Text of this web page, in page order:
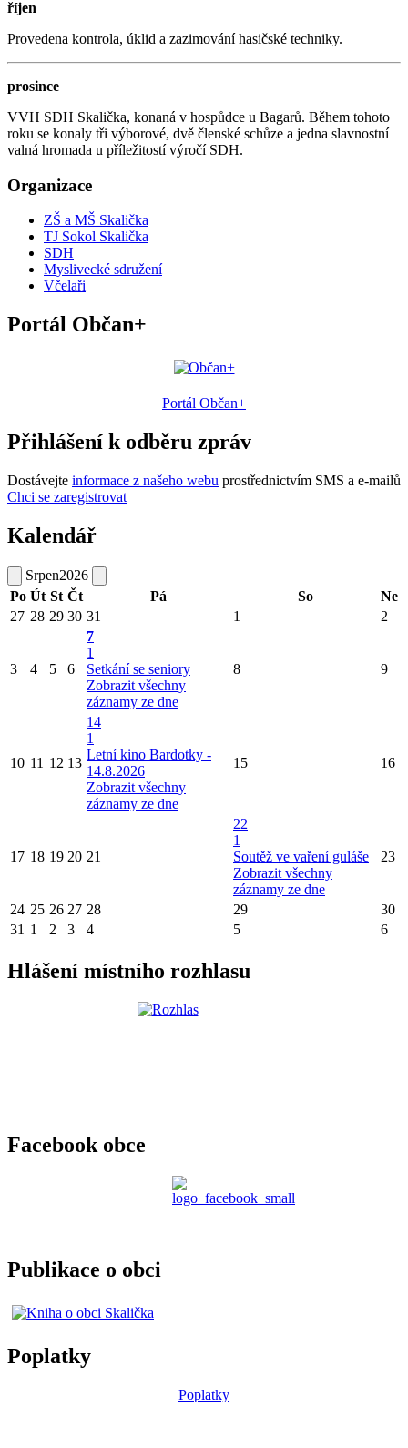
říjen
Provedena kontrola, úklid a zazimování hasičské techniky.
prosince
VVH SDH Skalička, konaná v hospůdce u Bagarů. Během tohoto
roku se konaly tři výborové, dvě členské schůze a jedna slavnostní
valná hromada u příležitostí výročí SDH.
Organizace
ZŠ a MŠ Skalička
TJ Sokol Skalička
SDH
Myslivecké sdružení
Včelaři
Portál Občan+
Portál Občan+
Přihlášení k odběru zpráv
Dostávejte informace z našeho webu prostřednictvím SMS a e-mailů
Chci se zaregistrovat
Kalendář
Srpen2026
Po Út St Čt Pá So
Ne
27 28 29 30 31 1 2
3 4 5 6
7
1
Setkání se seniory
Zobrazit všechny
záznamy ze dne
8 9
10 11 12 13
14
1
Letní kino Bardotky -
14.8.2026
Zobrazit všechny
záznamy ze dne
15 16
17 18 19 20 21
22
1
Soutěž ve vaření guláše
Zobrazit všechny
záznamy ze dne
23
24 25 26 27 28 29
30
31 1 2 3 4 5 6
Hlášení místního rozhlasu
Facebook obce
Publikace o obci
Poplatky
Poplatky